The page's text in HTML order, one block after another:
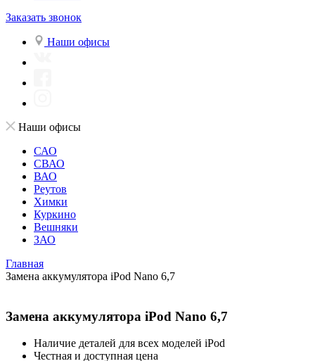
Заказать звонок
Наши офисы
Наши офисы
САО
СВАО
ВАО
Реутов
Химки
Куркино
Вешняки
ЗАО
Главная
Замена аккумулятора iPod Nano 6,7
Замена аккумулятора iPod Nano 6,7
Наличие деталей для всех моделей iPod
Честная и доступная цена